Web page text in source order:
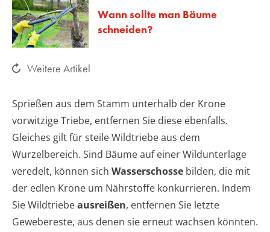
Wann sollte man Bäume
schneiden?
Weitere Artikel
Sprießen aus dem Stamm unterhalb der Krone
vorwitzige Triebe, entfernen Sie diese ebenfalls.
Gleiches gilt für steile Wildtriebe aus dem
Wurzelbereich. Sind Bäume auf einer Wildunterlage
veredelt, können sich Wasserschosse bilden, die mit
der edlen Krone um Nährstoffe konkurrieren. Indem
Sie Wildtriebeausreißen, entfernen Sie letzte
Gewebereste, aus denen sie erneut wachsen könnten.